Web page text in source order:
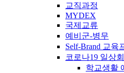
교직과정
MYDEX
국제교류
예비군-병무
Self-Brand 교육
코로나19 일상
학교생활